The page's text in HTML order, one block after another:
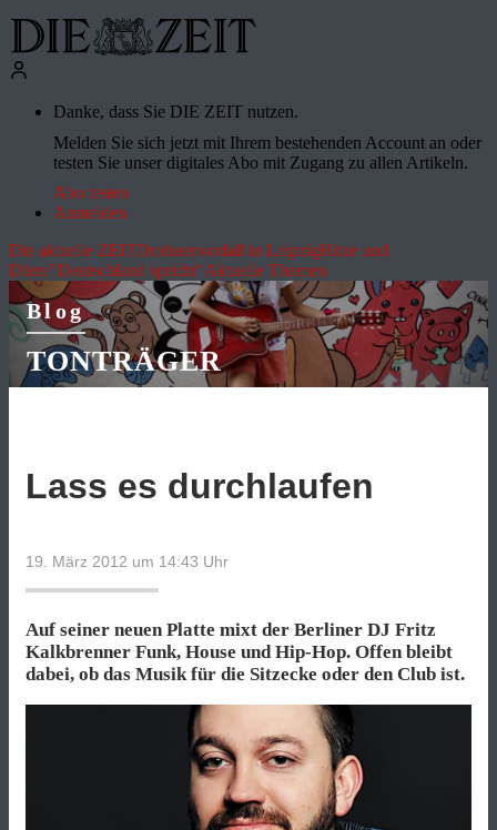
Danke, dass Sie DIE ZEIT nutzen.
Melden Sie sich jetzt mit Ihrem bestehenden Account an oder
testen Sie unser digitales Abo mit Zugang zu allen Artikeln.
Abo testen
Anmelden
Die aktuelle ZEITDrohnenvorfall in LeipzigHitze und
Dürre"Deutschland spricht"Aktuelle Themen
Blog
TONTRÄGER
Lass es durchlaufen
19. März 2012 um 14:43 Uhr
Auf seiner neuen Platte mixt der Berliner DJ Fritz
Kalkbrenner Funk, House und Hip-Hop. Offen bleibt
dabei, ob das Musik für die Sitzecke oder den Club ist.